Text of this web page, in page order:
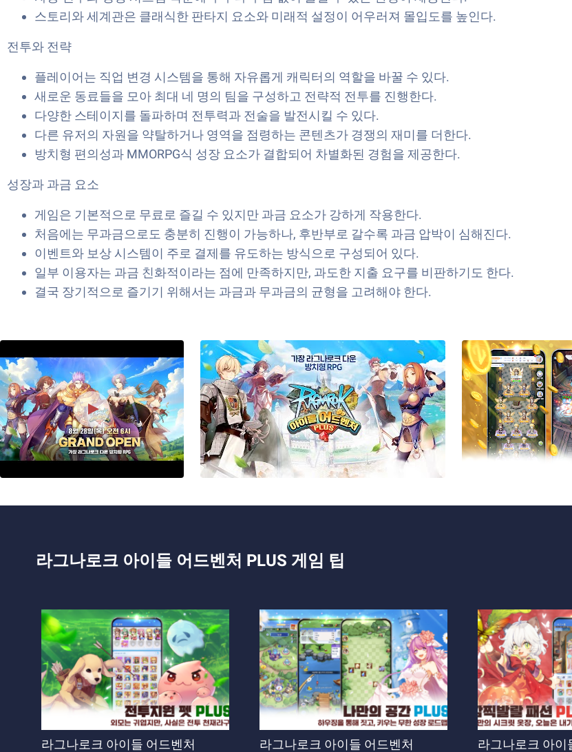
스토리와 세계관은 클래식한 판타지 요소와 미래적 설정이 어우러져 몰입도를 높인다.
전투와 전략
플레이어는 직업 변경 시스템을 통해 자유롭게 캐릭터의 역할을 바꿀 수 있다.
새로운 동료들을 모아 최대 네 명의 팀을 구성하고 전략적 전투를 진행한다.
다양한 스테이지를 돌파하며 전투력과 전술을 발전시킬 수 있다.
다른 유저의 자원을 약탈하거나 영역을 점령하는 콘텐츠가 경쟁의 재미를 더한다.
방치형 편의성과 MMORPG식 성장 요소가 결합되어 차별화된 경험을 제공한다.
성장과 과금 요소
게임은 기본적으로 무료로 즐길 수 있지만 과금 요소가 강하게 작용한다.
처음에는 무과금으로도 충분히 진행이 가능하나, 후반부로 갈수록 과금 압박이 심해진다.
이벤트와 보상 시스템이 주로 결제를 유도하는 방식으로 구성되어 있다.
일부 이용자는 과금 친화적이라는 점에 만족하지만, 과도한 지출 요구를 비판하기도 한다.
결국 장기적으로 즐기기 위해서는 과금과 무과금의 균형을 고려해야 한다.
라그나로크 아이들 어드벤처 PLUS 게임 팁
라그나로크 아이들 어드벤처
라그나로크 아이들 어드벤처
라그나로크 아이